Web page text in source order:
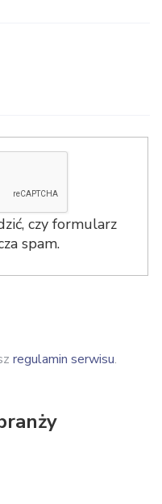
czy formularz
spam.
regulamin serwisu.